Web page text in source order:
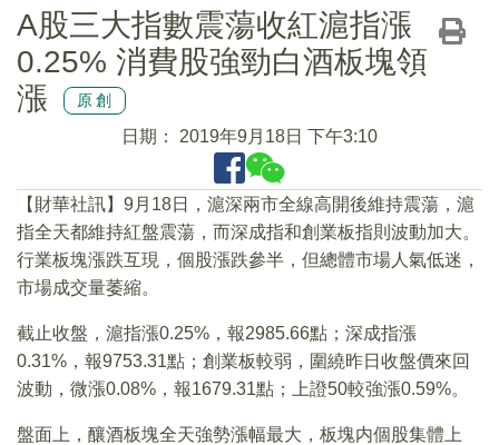
A股三大指數震蕩收紅滬指漲
0.25% 消費股強勁白酒板塊領
漲
原創
日期： 2019年9月18日 下午3:10
【財華社訊】9月18日，滬深兩市全線高開後維持震蕩，滬
指全天都維持紅盤震蕩，而深成指和創業板指則波動加大。
行業板塊漲跌互現，個股漲跌參半，但總體市場人氣低迷，
市場成交量萎縮。
截止收盤，滬指漲0.25%，報2985.66點；深成指漲
0.31%，報9753.31點；創業板較弱，圍繞昨日收盤價來回
波動，微漲0.08%，報1679.31點；上證50較強漲0.59%。
盤面上，釀酒板塊全天強勢漲幅最大，板塊内個股集體上